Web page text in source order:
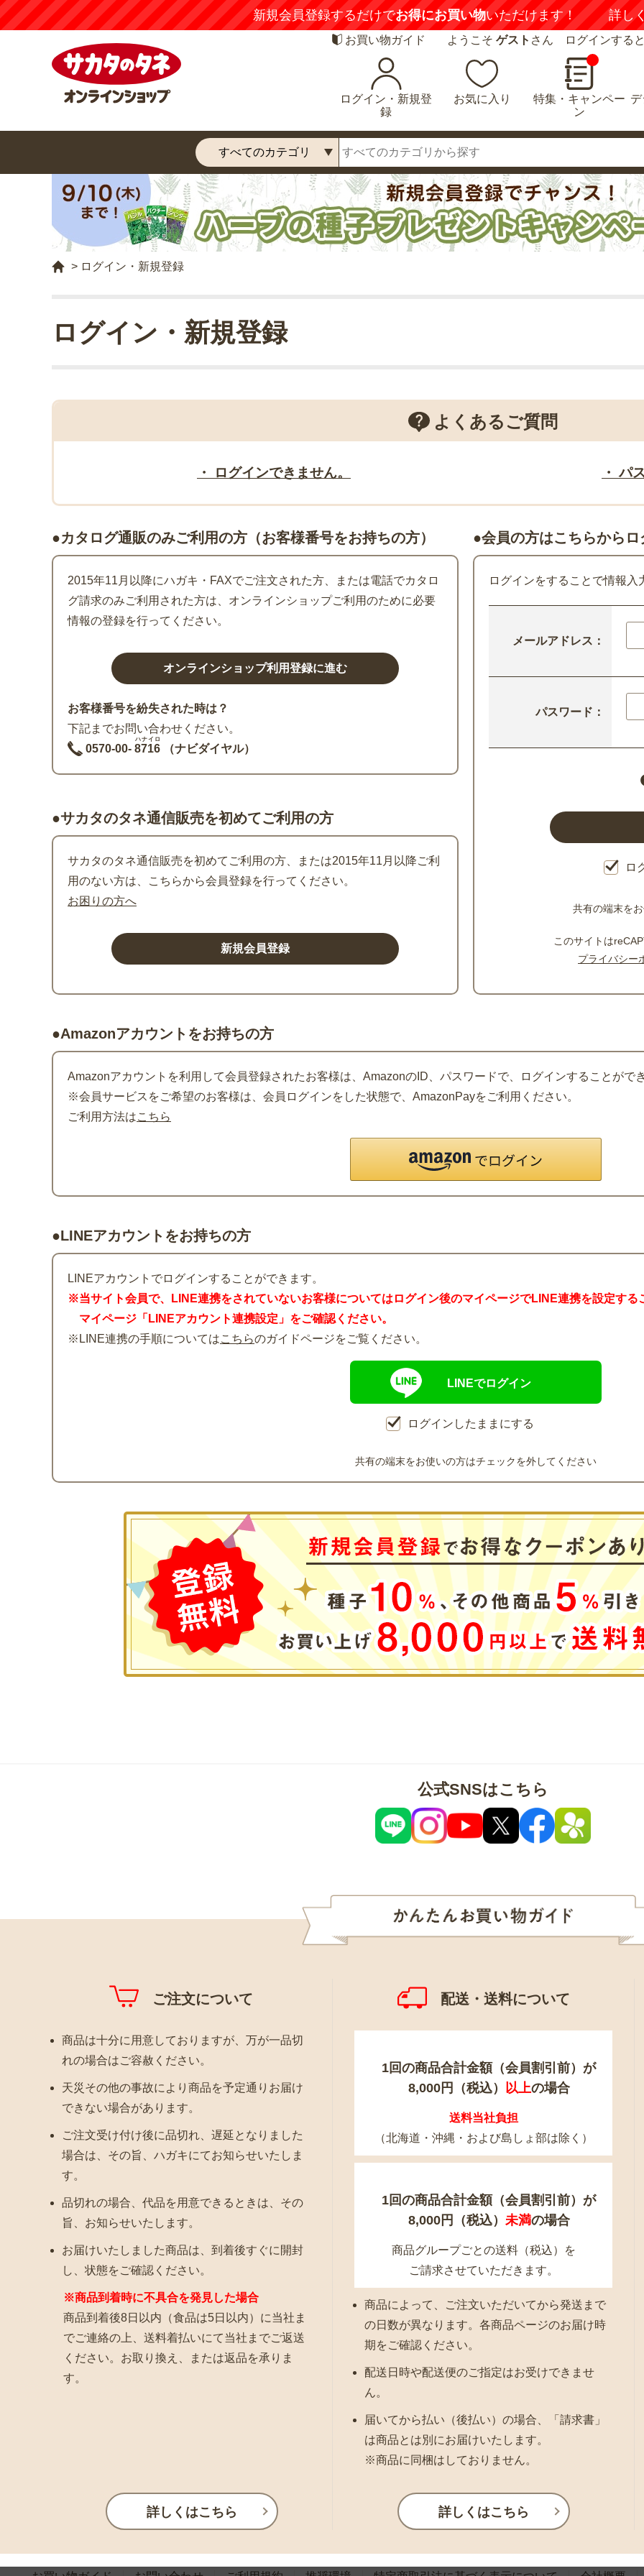
新規会員登録するだけでお得にお買い物いただけます！ 詳し
お買い物ガイド ようこそ ゲスト さん ログインする
ログイン・新規登
録
お気に入り
特集・キャンペー
ン
> ログイン・新規登録
ログイン・新規登録
よくあるご質問
・ ログインできません。 ・ パ
●カタログ通販のみご利用の方（お客様番号をお持ちの方）
2015年11月以降にハガキ・FAXでご注文された方、または電話でカタロ
グ請求のみご利用された方は、オンラインショップご利用のために必要
情報の登録を行ってください。
お客様番号を紛失された時は？
下記までお問い合わせください。
0570-00- 8716
ハナイロ
（ナビダイヤル）
●サカタのタネ通信販売を初めてご利用の方
サカタのタネ通信販売を初めてご利用の方、または2015年11月以降ご利
用のない方は、こちらから会員登録を行ってください。
お困りの方へ
●会員の方はこちらから
ログインをすることで情報
メールアドレス：
パスワード：
ロ
共有の端末を
このサイトは
プライバシー
●Amazonアカウントをお持ちの方
Amazonアカウントを利用して会員登録されたお客様は、AmazonのID、パスワードで、ログインすることがで
※会員サービスをご希望のお客様は、会員ログインをした状態で、AmazonPayをご利用ください。
ご利用方法はこちら
●LINEアカウントをお持ちの方
LINEアカウントでログインすることができます。
※当サイト会員で、LINE連携をされていないお客様についてはログイン後のマイページでLINE連携を設定する
マイページ「LINEアカウント連携設定」をご確認ください。
※LINE連携の手順についてはこちらのガイドページをご覧ください。
LINEでログイン
ログインしたままにする
共有の端末をお使いの方はチェックを外してください
公式SNSはこちら
ご注文について
商品は十分に用意しておりますが、万が一品切
れの場合はご容赦ください。
天災その他の事故により商品を予定通りお届け
できない場合があります。
ご注文受け付け後に品切れ、遅延となりました
場合は、その旨、ハガキにてお知らせいたしま
す。
品切れの場合、代品を用意できるときは、その
旨、お知らせいたします。
お届けいたしました商品は、到着後すぐに開封
し、状態をご確認ください。
※商品到着時に不具合を発見した場合
商品到着後8日以内（食品は5日以内）に当社ま
でご連絡の上、送料着払いにて当社までご返送
ください。お取り換え、または返品を承りま
す。
詳しくはこちら
配送・送料について
1回の商品合計金額（会員割引前）が
8,000円（税込） 以上の場合
送料当社負担
（北海道・沖縄・および島しょ部は除く）
1回の商品合計金額（会員割引前）が
8,000円（税込） 未満の場合
商品グループごとの送料（税込）を
ご請求させていただきます。
商品によって、ご注文いただいてから発送まで
の日数が異なります。各商品ページのお届け時
期をご確認ください。
配送日時や配送便のご指定はお受けできませ
ん。
届いてから払い（後払い）の場合、「請求書」
は商品とは別にお届けいたします。
※商品に同梱はしておりません。
詳しくはこちら